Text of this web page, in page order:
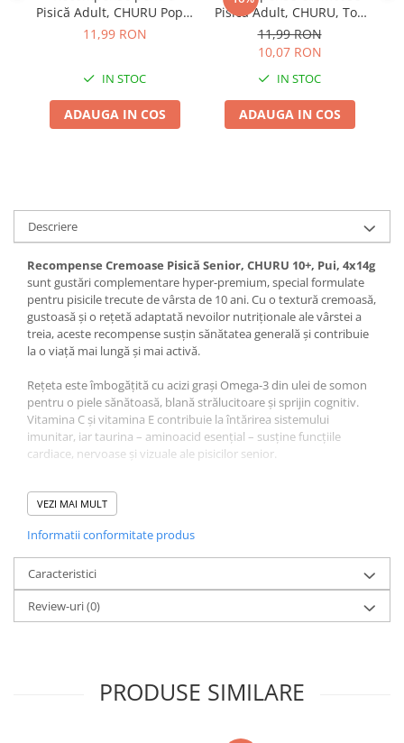
Pisică Adult, CHURU Pops,
Ton, 4x15g
11,99 RON
IN STOC
ADAUGA IN COS
Pisică Adult, CHURU, Ton
și Somon, 4x14g
11,99 RON
10,07 RON
IN STOC
ADAUGA IN COS
Descriere
Recompense Cremoase Pisică Senior, CHURU 10+, Pui, 4x14g
sunt gustări complementare hyper-premium, special formulate
pentru pisicile trecute de vârsta de 10 ani. Cu o textură cremoasă,
gustoasă și o rețetă adaptată nevoilor nutriționale ale vârstei a
treia, aceste recompense susțin sănătatea generală și contribuie
la o viață mai lungă și mai activă.
Rețeta este îmbogățită cu acizi grași Omega-3 din ulei de somon
pentru o piele sănătoasă, blană strălucitoare și sprijin cognitiv.
Vitamina C și vitamina E contribuie la întărirea sistemului
imunitar, iar taurina – aminoacid esențial – susține funcțiile
cardiace, nervoase și vizuale ale pisicilor senior.
Cu doar 7 kcal pe porție și fără cereale, coloranți sau conservanți
artificiali, Churu 10+ este perfect chiar și pentru pisicile cu
pentru hrănirea din mână, topping peste hrană sau mascarea
medicației.
Compoziție Recompense
VEZI MAI MULT
Informatii conformitate produs
Caracteristici
Review-uri(0)
PRODUSE SIMILARE